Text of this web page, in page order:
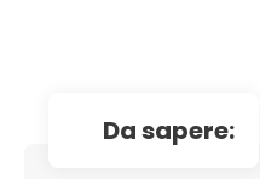
da sapere: